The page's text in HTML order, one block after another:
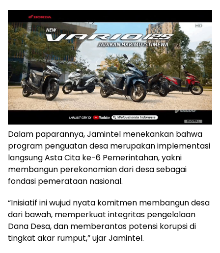
Dalam paparannya, Jamintel menekankan bahwa
program penguatan desa merupakan implementasi
langsung Asta Cita ke-6 Pemerintahan, yakni
membangun perekonomian dari desa sebagai
fondasi pemerataan nasional.
“Inisiatif ini wujud nyata komitmen membangun desa
dari bawah, memperkuat integritas pengelolaan
Dana Desa, dan memberantas potensi korupsi di
tingkat akar rumput,” ujar Jamintel.